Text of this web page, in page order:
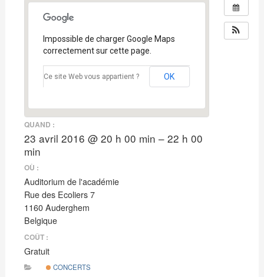
Impossible de charger Google Maps
correctement sur cette page.
Ce site Web vous appartient ? OK
QUAND :
23 avril 2016 @ 20 h 00 min – 22 h 00
min
OÙ :
Auditorium de l'académie
Rue des Ecoliers 7
1160 Auderghem
Belgique
COÛT :
Gratuit
CONCERTS